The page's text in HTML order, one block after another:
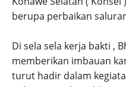
berupa perbaikan
Di sela sela kerja bakti ,
memberikan imbauan
turut hadir dalam